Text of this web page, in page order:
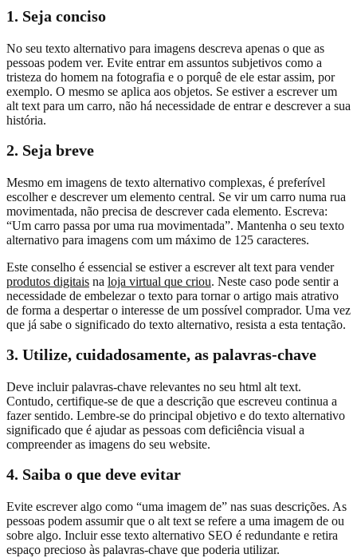
1. Seja conciso
No seu texto alternativo para imagens descreva apenas o que as
pessoas podem ver. Evite entrar em assuntos subjetivos como a
tristeza do homem na fotografia e o porquê de ele estar assim, por
exemplo. O mesmo se aplica aos objetos. Se estiver a escrever um
alt text para um carro, não há necessidade de entrar e descrever a sua
história.
2. Seja breve
Mesmo em imagens de texto alternativo complexas, é preferível
escolher e descrever um elemento central. Se vir um carro numa rua
movimentada, não precisa de descrever cada elemento. Escreva:
“Um carro passa por uma rua movimentada”. Mantenha o seu texto
alternativo para imagens com um máximo de 125 caracteres.
Este conselho é essencial se estiver a escrever alt text para vender
produtos digitais na loja virtual que criou. Neste caso pode sentir a
necessidade de embelezar o texto para tornar o artigo mais atrativo
de forma a despertar o interesse de um possível comprador. Uma vez
que já sabe o significado do texto alternativo, resista a esta tentação.
3. Utilize, cuidadosamente, as palavras-chave
Deve incluir palavras-chave relevantes no seu html alt text.
Contudo, certifique-se de que a descrição que escreveu continua a
fazer sentido. Lembre-se do principal objetivo e do texto alternativo
significado que é ajudar as pessoas com deficiência visual a
compreender as imagens do seu website.
4. Saiba o que deve evitar
Evite escrever algo como “uma imagem de” nas suas descrições. As
pessoas podem assumir que o alt text se refere a uma imagem de ou
sobre algo. Incluir esse texto alternativo SEO é redundante e retira
espaço precioso às palavras-chave que poderia utilizar.